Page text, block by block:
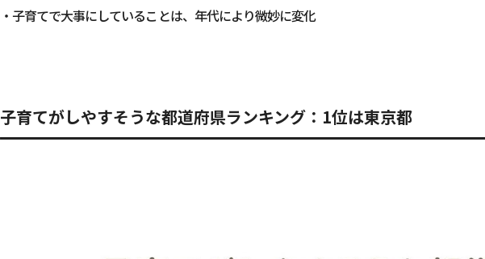
・子育てで大事にしていることは、年代により微妙に変化
子育てがしやすそうな都道府県ランキング：1位は東京都